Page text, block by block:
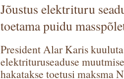
Jõustus elektrituru
toetama puidu
President Alar Karis
elektrituruseaduse
hakatakse toetusi maksma